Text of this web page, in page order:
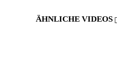
ÄHNLICHE VIDEOS